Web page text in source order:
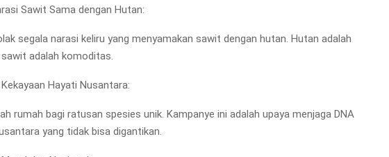
Sawit Sama dengan Hutan:
segala narasi keliru yang menyamakan sawit dengan hutan. Hutan adalah
sawit adalah komoditas.
Hayati Nusantara:
rumah bagi ratusan spesies unik. Kampanye ini adalah upaya menjaga DNA
yang tidak bisa digantikan.